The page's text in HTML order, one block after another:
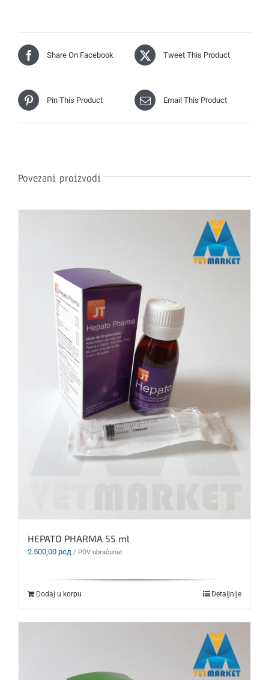
Share On Facebook Tweet This Product
Pin This Product Email This Product
Povezani proizvodi
HEPATO PHARMA 55 ml
2.500,00 рсд / PDV obračunat
Dodaj u korpu Detaljnije